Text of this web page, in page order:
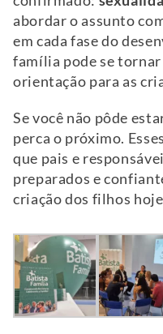
abordar o assunto
em cada fase do
família pode se tornar
orientação para as
Se você não pôde
perca o próximo.
que pais e
preparados e
criação dos filhos